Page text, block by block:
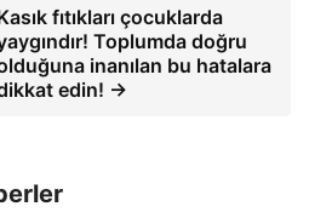
fıtıkları çocuklarda
Toplumda doğru
inanılan bu hatalara
edin! →